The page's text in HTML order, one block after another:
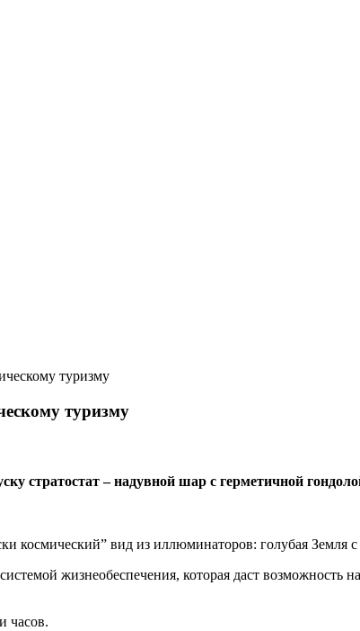
туризму
туризму
стратостат – надувной шар с герметичной
космический” вид из иллюминаторов: голубая
жизнеобеспечения, которая даст возможность
часов.